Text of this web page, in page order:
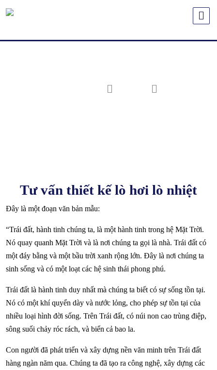
Tư vấn thiết kế lò hơi lò nhiệt
Đây là một đoạn văn bản mẫu:
“Trái đất, hành tinh chúng ta, là một hành tinh trong hệ Mặt Trời.
Nó quay quanh Mặt Trời và là nơi chúng ta gọi là nhà. Trái đất có
một đáy bằng và một bầu trời xanh rộng lớn. Đây là nơi chúng ta
sinh sống và có một loạt các hệ sinh thái phong phú.
Trái đất là hành tinh duy nhất mà chúng ta biết có sự sống tồn tại.
Nó có một khí quyển dày và nước lỏng, cho phép sự tồn tại của
nhiều loại hình đời sống. Trên Trái đất, có núi non cao trùng điệp,
sông suối chảy róc rách, và biển cả bao la.
Con người đã phát triển và xây dựng nền văn minh trên Trái đất
hàng ngàn năm qua. Chúng ta đã tạo ra công nghệ, xây dựng các